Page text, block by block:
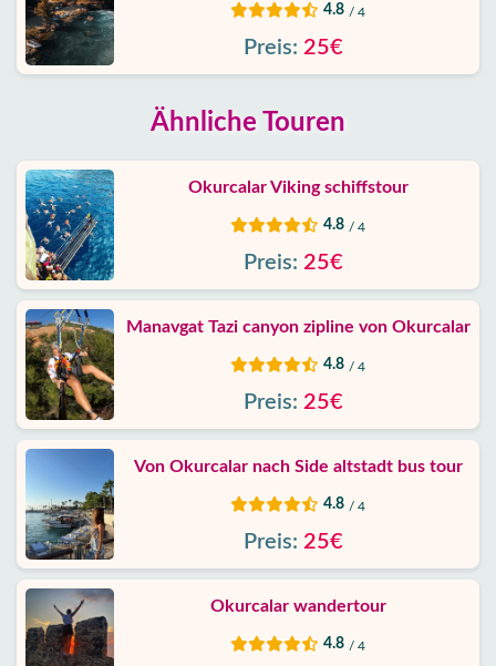
4.8 / 4
Preis: 25€
Ähnliche Touren
Okurcalar Viking schiffstour
4.8 / 4
Preis: 25€
Manavgat Tazi canyon zipline von Okurcalar
4.8 / 4
Preis: 25€
Von Okurcalar nach Side altstadt bus tour
4.8 / 4
Preis: 25€
Okurcalar wandertour
4.8 / 4